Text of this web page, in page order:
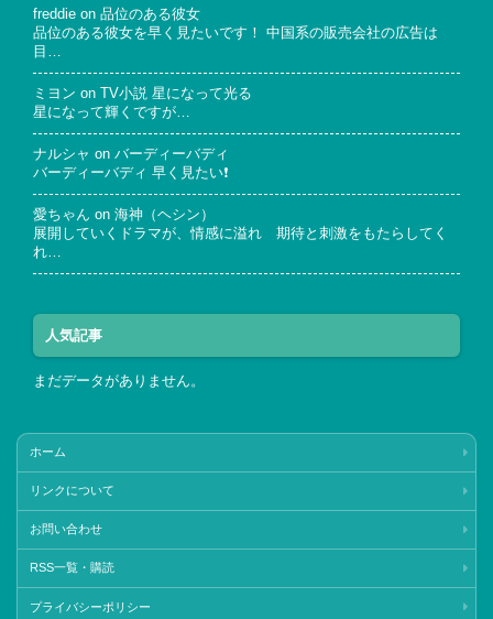
freddie on 品位のある彼女
品位のある彼女を早く見たいです！ 中国系の販売会社の広告は
目…
ミヨン on
TV小説 星になって光る
星になって輝くですが…
ナルシャ on バーディーバディ
バーディーバディ 早く見たい❗
愛ちゃん on 海神（ヘシン）
展開していくドラマが、情感に溢れ 期待と刺激をもたらしてく
れ…
人気記事
まだデータがありません。
ホーム
リンクについて
お問い合わせ
RSS一覧・購読
プライバシーポリシー